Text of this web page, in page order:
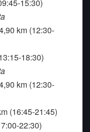
15:30)
km (12:30-
18:30)
km (12:30-
(16:45-21:45)
22:30)